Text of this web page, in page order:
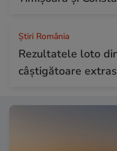
Știri România
Rezultatele loto
câștigătoare